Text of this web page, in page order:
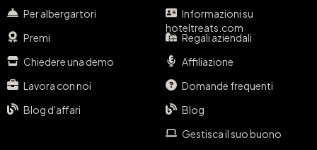
Per albergartori
Premi
Chiedere una demo
Lavora con noi
Blog d'affari
Informazioni su
hoteltreats.com
Regali aziendali
Affiliazione
Domande frequenti
Blog
Gestisca il suo buono